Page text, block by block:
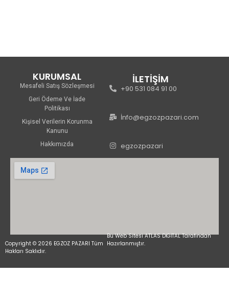
KURUMSAL
Mesafeli Satış Sözleşmesi
Geri Ödeme Ve İade
Politikası
Kişisel Verilerin Korunma
Kanunu
Hakkımızda
İLETİŞİM
+90 531 084 91 00
İnfo@egzozpazari.com
egzozpazari
Copyright © 2026 EGZOZ PAZARI Tüm
Hakları Saklıdır.
Bu Web Sitesi ATLAS DİGİTAL Tarafından
Hazırlanmıştır.